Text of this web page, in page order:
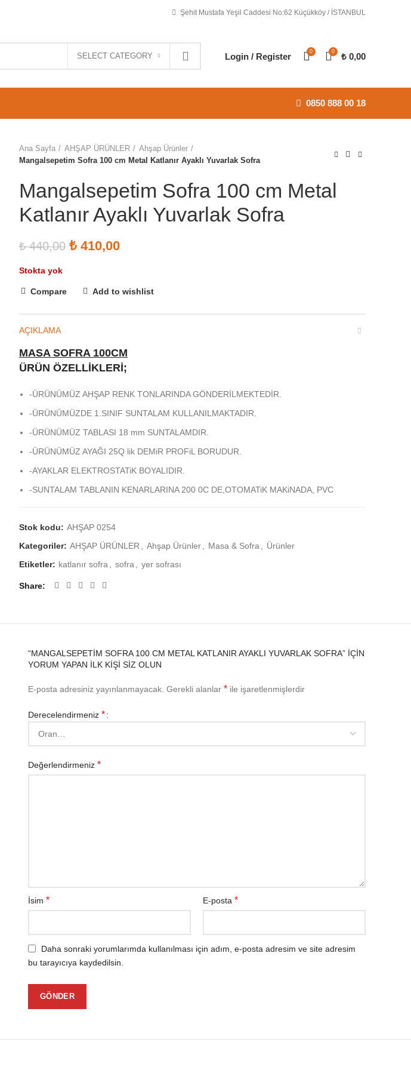
Şehit Mustafa Yeşil Caddesi No:62 Küçükköy / İSTANBUL
SELECT CATEGORY Login / Register 0 0 ₺ 0,00
0850 888 00 18
Ana Sayfa
AHŞAP ÜRÜNLER
Ahşap Ürünler
Mangalsepetim Sofra 100 cm Metal Katlanır Ayaklı Yuvarlak Sofra
Mangalsepetim Sofra 100 cm Metal
Katlanır Ayaklı Yuvarlak Sofra
₺440,00 Orijinal fiyat: ₺ 440,00.
₺ 410,00
Stokta yok
Compare Add to wishlist
AÇIKLAMA
MASA SOFRA 100CM
ÜRÜN ÖZELLİKLERİ;
-ÜRÜNÜMÜZ AHŞAP RENK TONLARINDA GÖNDERİLMEKTEDİR.
-ÜRÜNÜMÜZDE 1.SINIF SUNTALAM KULLANILMAKTADIR.
-ÜRÜNÜMÜZ TABLASI 18 mm SUNTALAMDIR.
-ÜRÜNÜMÜZ AYAĞI 25Q lik DEMiR PROFiL BORUDUR.
-AYAKLAR ELEKTROSTATiK BOYALIDIR.
-SUNTALAM TABLANIN KENARLARINA 200 0C DE,OTOMATiK MAKiNADA, PVC
-ÜRÜNÜ SUDAN KORUYUNUZ.
-ÜRÜN TEMiZLiĞiNDE NEMLi BEZLE SiLiNiZ ve KURULAYINIZ.
-Yükseklik:24
sepetim.
Stok kodu: AHŞAP 0254
Kategoriler: AHŞAP ÜRÜNLER Ahşap Ürünler Masa & Sofra
Ürünler
Etiketler: katlanır sofra sofra yer sofrası
Share
“MANGALSEPETIM SOFRA 100 CM METAL KATLANIR AYAKLI YUVARLAK SOFRA” IÇIN
YORUM YAPAN ILK KIŞI SIZ OLUN
E-posta adresiniz yayınlanmayacak. Gerekli alanlar * ile işaretlenmişlerdir
Derecelendirmeniz *
Değerlendirmeniz *
İsim * E-posta *
Daha sonraki yorumlarımda kullanılması için adım, e-posta adresim ve site adresim
bu tarayıcıya kaydedilsin.